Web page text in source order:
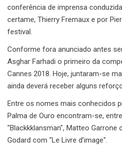
conferência de imprensa
certame, Thierry Fremaux e por
festival.
Conforme fora anunciado antes
Asghar Farhadi o primeiro da
Cannes 2018. Hoje, juntaram-se
ainda deverá receber alguns
Entre os nomes mais conhecidos
Palma de Ouro encontram-se,
"Blackkklansman", Matteo Garrone
Godard com "Le Livre d’image".